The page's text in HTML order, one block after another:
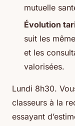
mutuelle
Évolution
suit les
et les
valorisées.
Lundi 8h30.
classeurs à la
essayant